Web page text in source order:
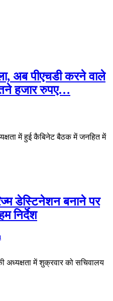
अब पीएचडी करने वाले
हजार रुपए…
में हुई कैबिनेट बैठक में जनहित में
डेस्टिनेशन बनाने पर
निर्देश
अध्यक्षता में शुक्रवार को सचिवालय